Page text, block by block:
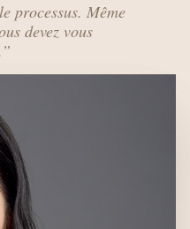
processus. Même
devez vous
”